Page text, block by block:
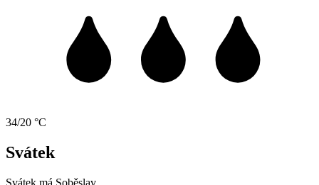
34/20 °C
Svátek